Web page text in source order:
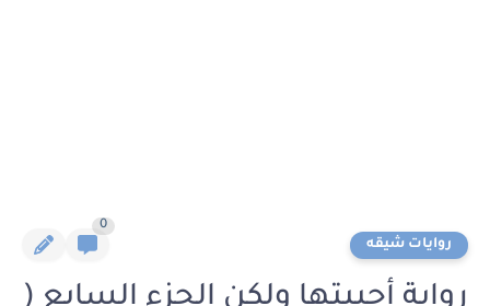
روايات شيقه
0
رواية أحببتها ولكن الجزء السابع (